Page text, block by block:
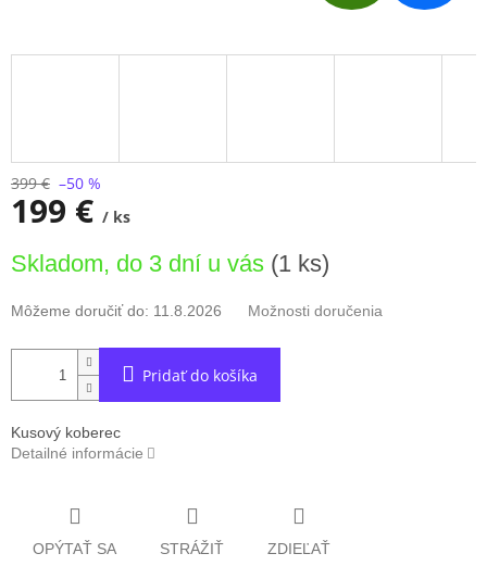
D
399 € –50 %
199 € / ks
cena:
Skladom, do 3 dní u vás (1 ks)
Môžeme doručiť do: 11.8.2026 Možnosti doručenia
Pridať do košíka
Kusový koberec
Detailné informácie
OPÝTAŤ SA STRÁŽIŤ ZDIEĽAŤ